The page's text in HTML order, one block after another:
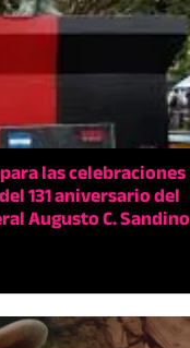
las celebraciones
131 aniversario del
Augusto C. Sandino